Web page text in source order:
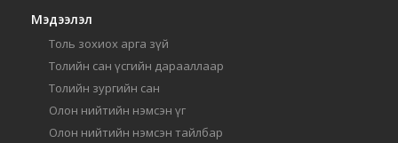
Мэдээлэл
Толь зохиох арга зүй
Толийн сан үсгийн дарааллаар
Толийн зургийн сан
Олон нийтийн нэмсэн үг
Олон нийтийн нэмсэн тайлбар